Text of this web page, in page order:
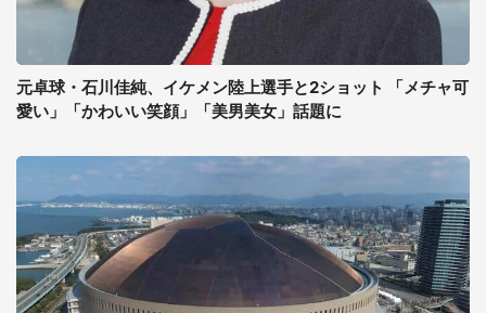
元卓球・石川佳純、イケメン陸上選手と2ショット 「メチャ可
愛い」「かわいい笑顔」「美男美女」話題に